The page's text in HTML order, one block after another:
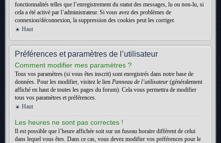
fonctionnalités telles que l’enregistrement du statut des messages, lu ou non-lu, si
cela a été activé par l’administrateur. Si vous avez des problèmes de
connexion/déconnexion, la suppression des cookies peut les corriger.
Haut
Préférences et paramètres de l’utilisateur
Comment modifier mes paramètres ?
Tous vos paramètres (si vous êtes inscrit) sont enregistrés dans notre base de
données. Pour les modifier, visitez le lien Panneau de l’utilisateur (généralement
affiché en haut de toutes les pages du forum). Cela vous permettra de modifier
tous vos paramètres et préférences.
Haut
Les heures ne sont pas correctes !
Il est possible que l’heure affichée soit sur un fuseau horaire différent de celui
dans lequel vous êtes. Dans ce cas, vous devez modifier vos préférences pour le